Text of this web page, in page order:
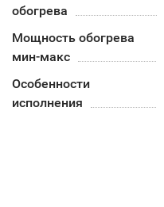
обогрева
Мощность обогрева
мин-макс
Особенности
исполнения